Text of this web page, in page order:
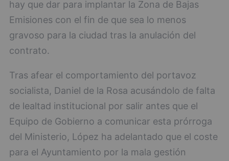
hay que dar para implantar la Zona de Bajas
Emisiones con el fin de que sea lo menos
gravoso para la ciudad tras la anulación del
contrato.
Tras afear el comportamiento del portavoz
socialista, Daniel de la Rosa acusándolo de falta
de lealtad institucional por salir antes que el
Equipo de Gobierno a comunicar esta prórroga
del Ministerio, López ha adelantado que el coste
para el Ayuntamiento por la mala gestión